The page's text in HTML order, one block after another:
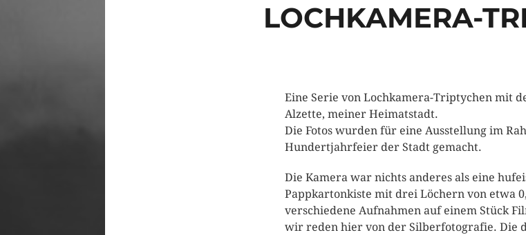
LOCHKAMERA-
Eine Serie von Lochkamera-Triptychen mit
Alzette, meiner Heimatstadt.
Die Fotos wurden für eine Ausstellung im
Hundertjahrfeier der Stadt gemacht.
Die Kamera war nichts anderes als eine
Pappkartonkiste mit drei Löchern von etwa
verschiedene Aufnahmen auf einem Stück
wir reden hier von der Silberfotografie. Die